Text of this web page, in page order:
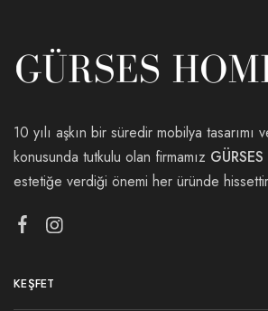
10 yılı aşkın bir süredir mobilya tasarımı
konusunda tutkulu olan firmamız
estetiğe verdiği önemi her üründe
KEŞFET